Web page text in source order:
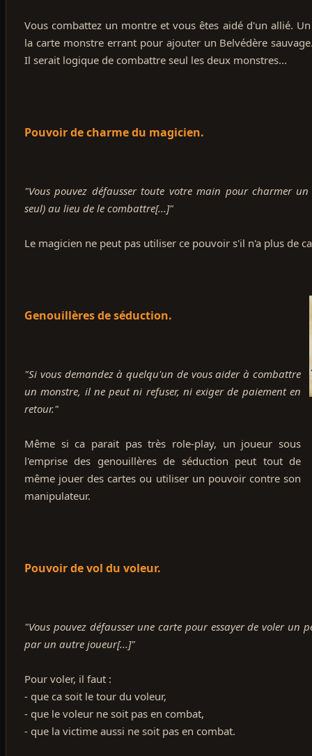
Vous combattez un montre et vous êtes aidé d'un allié.
la carte monstre errant pour ajouter un Belvédère
Il serait logique de combattre seul les deux monstres...
Pouvoir de charme du magicien.
"Vous pouvez défausser toute votre main pour charmer
seul) au lieu de le combattre[...]"
Le magicien ne peut pas utiliser ce pouvoir s'il n'a plus de
Genouillères de séduction.
"Si vous demandez à quelqu'un de vous aider à combattre
un monstre, il ne peut ni refuser, ni exiger de paiement en
retour."
Même si ca parait pas très role-play, un joueur sous
l'emprise des genouillères de séduction peut tout de
même jouer des cartes ou utiliser un pouvoir contre son
manipulateur.
Pouvoir de vol du voleur.
"Vous pouvez défausser une carte pour essayer de voler un
par un autre joueur[...]"
Pour voler, il faut :
- que ca soit le tour du voleur,
- que le voleur ne soit pas en combat,
- que la victime aussi ne soit pas en combat.